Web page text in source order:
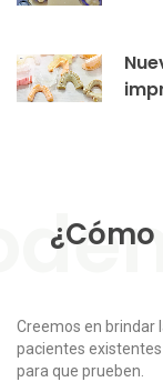
Creemos en brindar
pacientes
para que prueben.